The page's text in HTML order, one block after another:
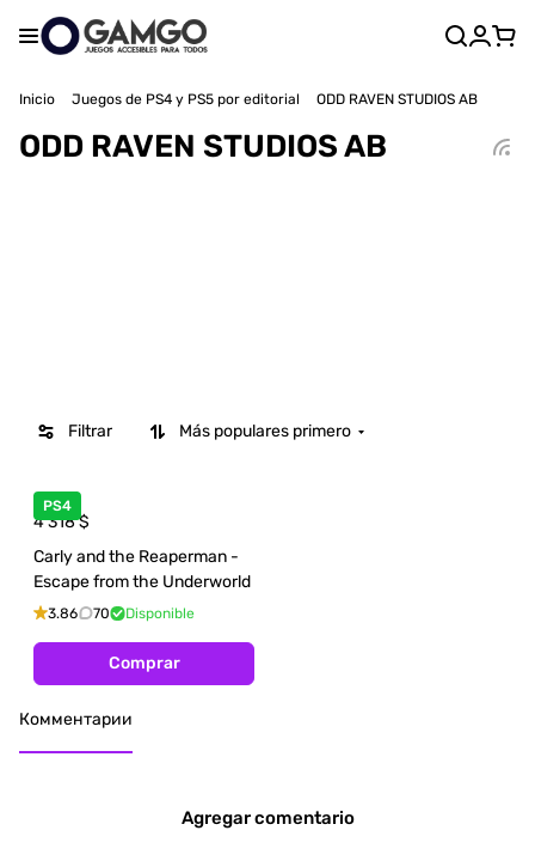
Inicio Juegos de PS4 y PS5 por editorial ODD RAVEN STUDIOS AB
ODD RAVEN STUDIOS AB
Filtrar Más populares primero
PS4
4 318$
Carly and the Reaperman -
Escape from the Underworld
3.86 70 Disponible
Comprar
Комментарии
Agregar comentario